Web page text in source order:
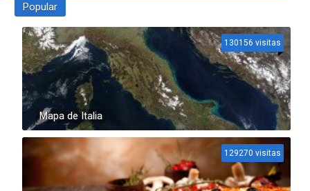
Popular
Mapa de Italia
130156 visitas
129270 visitas